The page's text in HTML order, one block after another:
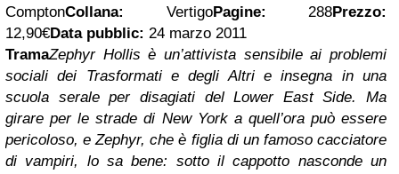
ComptonCollana: VertigoPagine: 288Prezzo:
12,90€Data pubblic: 24 marzo 2011
TramaZephyr Hollis è un’attivista sensibile ai problemi
sociali dei Trasformati e degli Altri e insegna in una
scuola serale per disagiati del Lower East Side. Ma
girare per le strade di New York a quell’ora può essere
pericoloso, e Zephyr, che è figlia di un famoso cacciatore
di vampiri, lo sa bene: sotto il cappotto nasconde un